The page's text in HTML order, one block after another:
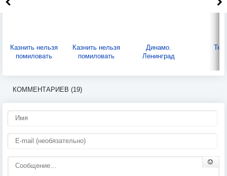
Казнить нельзя
помиловать
Казнить нельзя
помиловать
Динамо.
Ленинград
КОММЕНТАРИЕВ (19)